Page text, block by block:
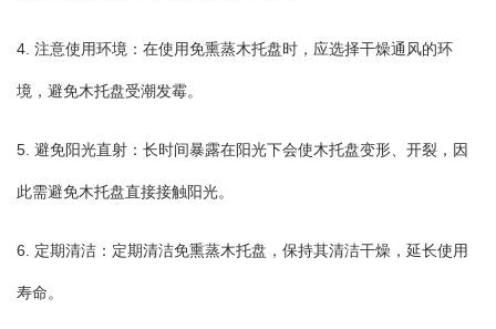
4. 注意使用环境：在使用免熏蒸木托盘时，应选择干燥通风的环
境，避免木托盘受潮发霉。
5. 避免阳光直射：长时间暴露在阳光下会使木托盘变形、开裂，因
此需避免木托盘直接接触阳光。
6. 定期清洁：定期清洁免熏蒸木托盘，保持其清洁干燥，延长使用
寿命。